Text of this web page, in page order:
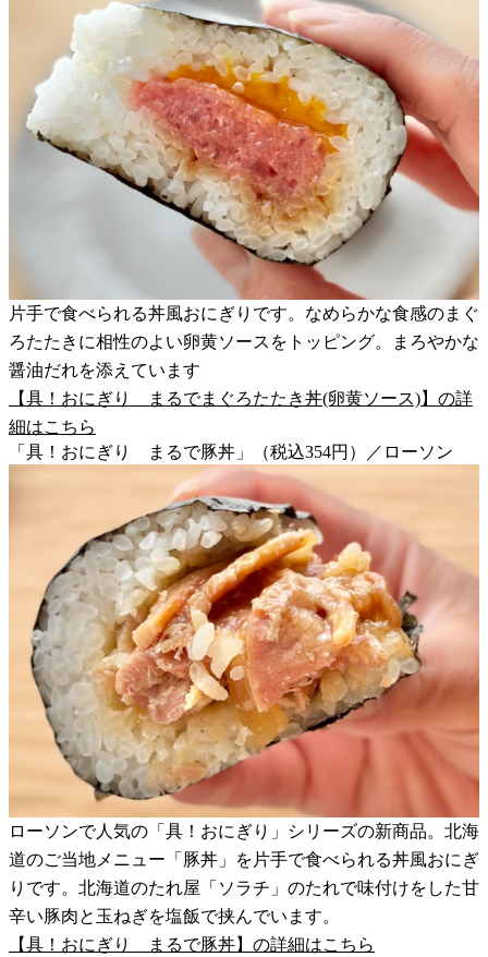
片手で食べられる丼風おにぎりです。なめらかな食感のまぐ
ろたたきに相性のよい卵黄ソースをトッピング。まろやかな
醤油だれを添えています
【具！おにぎり まるでまぐろたたき丼(卵黄ソース)】の詳
細はこちら
「具！おにぎり まるで豚丼」（税込354円）／ローソン
ローソンで人気の「具！おにぎり」シリーズの新商品。北海
道のご当地メニュー「豚丼」を片手で食べられる丼風おにぎ
りです。北海道のたれ屋「ソラチ」のたれで味付けをした甘
辛い豚肉と玉ねぎを塩飯で挟んでいます。
【具！おにぎり まるで豚丼】の詳細はこちら